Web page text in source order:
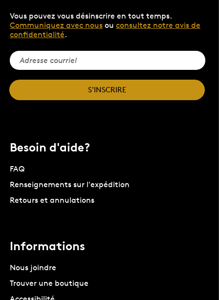
Vous pouvez vous désinscrire en tout temps.
Communiquez avec nous ou consultez notre avis de
confidentialité.
S'INSCRIRE
Besoin d'aide?
FAQ
Renseignements sur l'expédition
Retours et annulations
Informations
Nous joindre
Trouver une boutique